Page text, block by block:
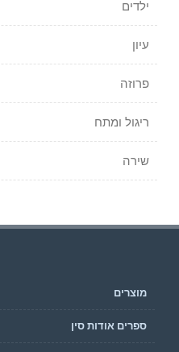
ילדים
עיון
פרוזה
ריגול ומתח
שירה
מוצרים
ספרים אודות סין